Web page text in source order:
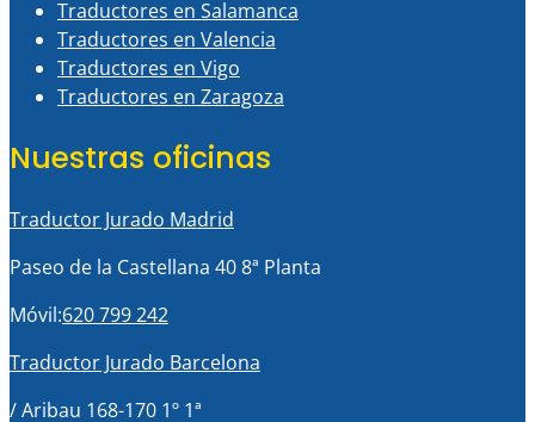
Traductores en Salamanca
Traductores en Valencia
Traductores en Vigo
Traductores en Zaragoza
Nuestras oficinas
Traductor Jurado Madrid
Paseo de la Castellana 40 8ª Planta
Móvil:620 799 242
Traductor Jurado Barcelona
/ Aribau 168-170 1º 1ª